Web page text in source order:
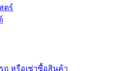
ตร์
ถ หรือเช่าซื้อสินค้า